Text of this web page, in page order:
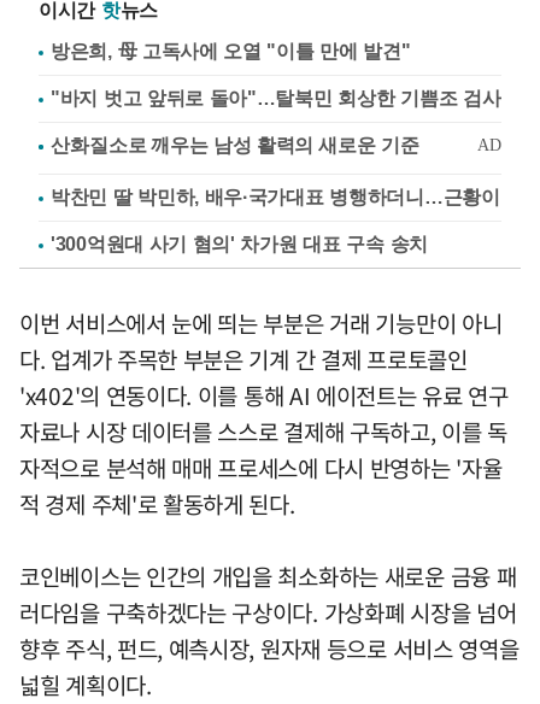
이시간 핫뉴스
방은희, 母 고독사에 오열 "이틀 만에 발견"
"바지 벗고 앞뒤로 돌아"…탈북민 회상한 기쁨조 검사
박찬민 딸 박민하, 배우·국가대표 병행하더니…근황이
'300억원대 사기 혐의' 차가원 대표 구속 송치
이번 서비스에서 눈에 띄는 부분은 거래 기능만이 아니
다. 업계가 주목한 부분은 기계 간 결제 프로토콜인
'x402'의 연동이다. 이를 통해 AI 에이전트는 유료 연구
자료나 시장 데이터를 스스로 결제해 구독하고, 이를 독
자적으로 분석해 매매 프로세스에 다시 반영하는 '자율
적 경제 주체'로 활동하게 된다.
코인베이스는 인간의 개입을 최소화하는 새로운 금융 패
러다임을 구축하겠다는 구상이다. 가상화폐 시장을 넘어
향후 주식, 펀드, 예측시장, 원자재 등으로 서비스 영역을
넓힐 계획이다.